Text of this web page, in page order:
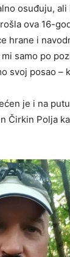
osuđuju, ali
ova 16-
hrane i
samo po
svoj posao –
je i na
Čirkin Polja